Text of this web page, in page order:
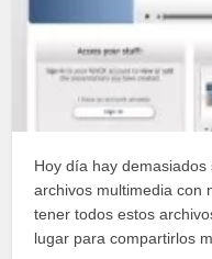
Hoy día hay
archivos multimedia con
tener todos estos
lugar para compartirlos